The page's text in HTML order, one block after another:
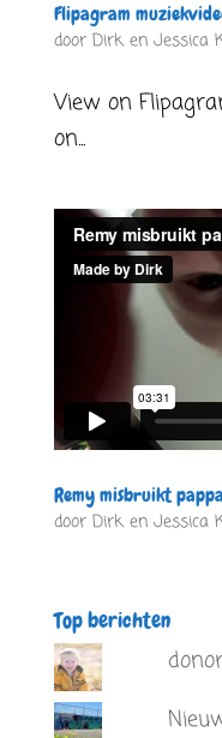
Flipagram
door Dirk en Jessica
View on
on...
Remy misbruikt
door Dirk en Jessica
Top berichten